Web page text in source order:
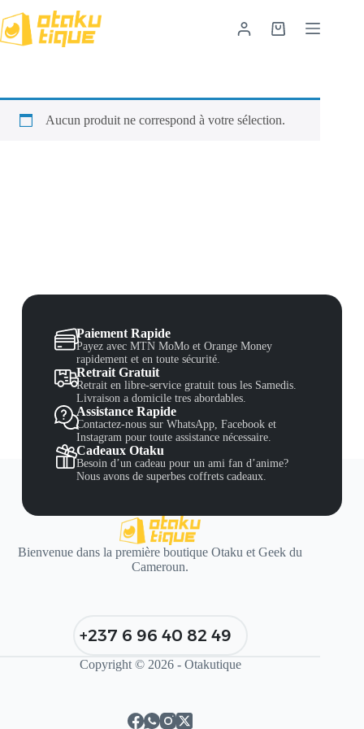
Aucun produit ne correspond à votre sélection.
Paiement Rapide
Payez avec MTN MoMo et Orange Money
rapidement et en toute sécurité.
Retrait Gratuit
Retrait en libre-service gratuit tous les Samedis.
Livraison a domicile tres abordables.
Assistance Rapide
Contactez-nous sur WhatsApp, Facebook et
Instagram pour toute assistance nécessaire.
Cadeaux Otaku
Besoin d’un cadeau pour un ami fan d’anime?
Nous avons de superbes coffrets cadeaux.
Bienvenue dans la première boutique Otaku et Geek du
Cameroun.
+237 6 96 40 82 49
Copyright © 2026 - Otakutique